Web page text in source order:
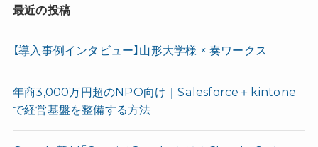
最近の投稿
【導入事例インタビュー】山形大学様 × 奏ワークス
年商3,000万円超のNPO向け｜Salesforce＋kintone
で経営基盤を整備する方法